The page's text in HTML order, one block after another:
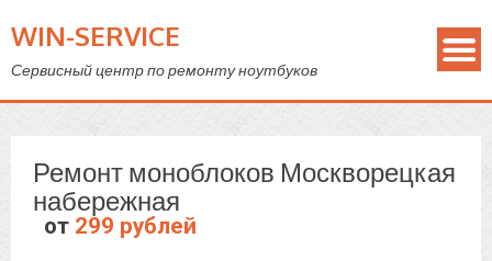
WIN-SERVICE
Сервисный центр по ремонту ноутбуков
Ремонт моноблоков Москворецкая
набережная
от 299 рублей